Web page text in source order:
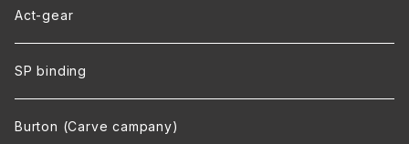
Act-gear
SP binding
Burton (Carve campany)